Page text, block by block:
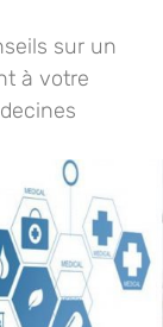
sur un
à votre